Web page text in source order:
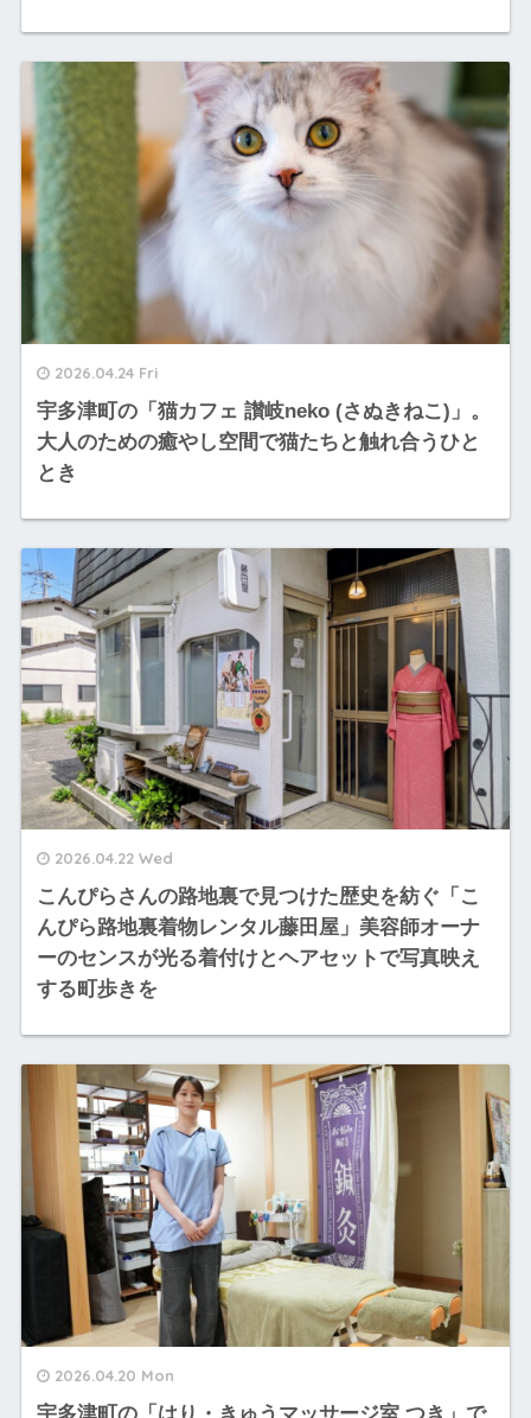
2026.04.24 Fri
宇多津町の「猫カフェ 讃岐neko (さぬきねこ)」。
大人のための癒やし空間で猫たちと触れ合うひと
とき
2026.04.22 Wed
こんぴらさんの路地裏で見つけた歴史を紡ぐ「こ
んぴら路地裏着物レンタル藤田屋」美容師オーナ
ーのセンスが光る着付けとヘアセットで写真映え
する町歩きを
2026.04.20 Mon